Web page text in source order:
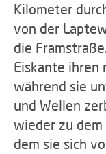
Kilometer
von der
die
Eiskante ihren
während sie
und Wellen
wieder zu dem
dem sie sich